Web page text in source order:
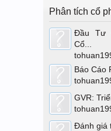
Phân tích cổ
Đầu Tư
Cổ...
Báo Cáo
GVR:
Đánh giá